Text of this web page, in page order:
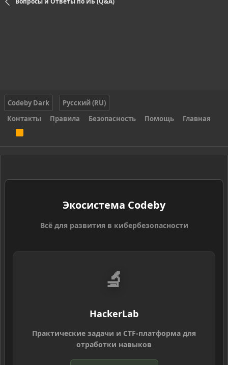
Codeby Dark
Русский (RU)
Контакты
Правила Безопасность Помощь Главная
S
Экосистема Codeby
Всё для развития в кибербезопасности
🔬
HackerLab
Практические задачи и CTF-платформа для
отработки навыков